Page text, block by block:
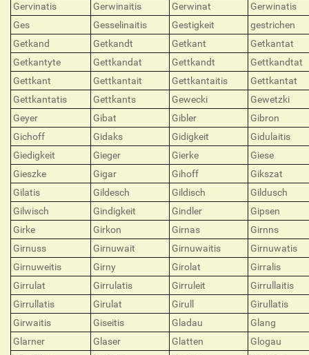
Gervinatis
Gerwinaitis Gerwinat
Gerwinatis
Ges
Gesselinaitis Gestigkeit
gestrichen
Getkand
Getkandt Getkant
Getkantat
Getkantyte
Gettkandat Gettkandt
Gettkandtat
Gettkant
Gettkantait Gettkantaitis
Gettkantat
Gettkantatis
Gettkants Gewecki
Gewetzki
Geyer
Gibat Gibler
Gibron
Gichoff
Gidaks Gidigkeit
Gidulaitis
Giedigkeit
Gieger Gierke
Giese
Gieszke
Gigar Gihoff
Gikszat
Gilatis
Gildesch Gildisch
Gildusch
Gilwisch
Gindigkeit Gindler
Gipsen
Girke
Girkon Girnas
Girnns
Girnuss
Girnuwait Girnuwaitis
Girnuwatis
Girnuweitis
Girny Girolat
Girralis
Girrulat
Girrulatis Girruleit
Girrullaitis
Girrullatis
Girulat Girull
Girullatis
Girwaitis
Giseitis Gladau
Glang
Glarner
Glaser Glatten
Glogau